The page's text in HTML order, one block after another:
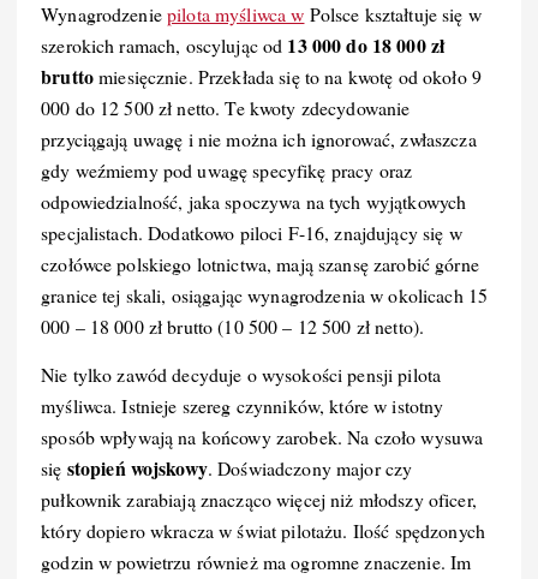
c
e
b
o
o
k
er
e
st
m
bl
r
d
di
t
k
e
d
I
n
p
y
Li
n
k
Wynagrodzeniepilota myśliwca w Polsce kształtuje się w
szerokich ramach, oscylując od 13 000 do 18 000 zł
bruttomiesięcznie. Przekłada się to na kwotę od około 9
000 do 12 500 zł netto. Te kwoty zdecydowanie
przyciągają uwagę i nie można ich ignorować, zwłaszcza
gdy weźmiemy pod uwagę specyfikę pracy oraz
odpowiedzialność, jaka spoczywa na tych wyjątkowych
specjalistach. Dodatkowo piloci F-16, znajdujący się w
czołówce polskiego lotnictwa, mają szansę zarobić górne
granice tej skali, osiągając wynagrodzenia w okolicach 15
000 – 18 000 zł brutto (10 500 – 12 500 zł netto).
Nie tylko zawód decyduje o wysokości pensji pilota
myśliwca. Istnieje szereg czynników, które w istotny
sposób wpływają na końcowy zarobek. Na czoło wysuwa
się stopień wojskowy. Doświadczony major czy
pułkownik zarabiają znacząco więcej niż młodszy oficer,
który dopiero wkracza w świat pilotażu. Ilość spędzonych
godzin w powietrzu również ma ogromne znaczenie. Im